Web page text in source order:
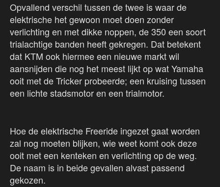
Opvallend verschil tussen de twee is waar de
elektrische het gewoon moet doen zonder
verlichting en met dikke noppen, de 350 een soort
trialachtige banden heeft gekregen. Dat betekent
dat KTM ook hiermee een nieuwe markt wil
aansnijden die nog het meest lijkt op wat Yamaha
ooit met de Tricker probeerde; een kruising tussen
een lichte stadsmotor en een trialmotor.
Hoe de elektrische Freeride ingezet gaat worden
zal nog moeten blijken, wie weet komt ook deze
ooit met een kenteken en verlichting op de weg.
De naam is in beide gevallen alvast passend
gekozen.